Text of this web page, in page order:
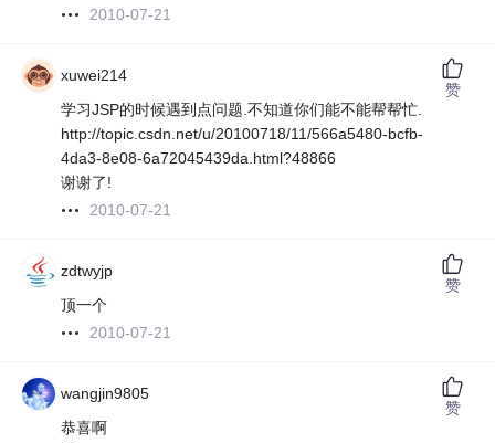
2010-07-21
xuwei214
学习JSP的时候遇到点问题.不知道你们能不能帮帮忙.
http://topic.csdn.net/u/20100718/11/566a5480-bcfb-
4da3-8e08-6a72045439da.html?48866
谢谢了!
2010-07-21
赞
zdtwyjp
顶一个
2010-07-21
赞
wangjin9805
恭喜啊
赞